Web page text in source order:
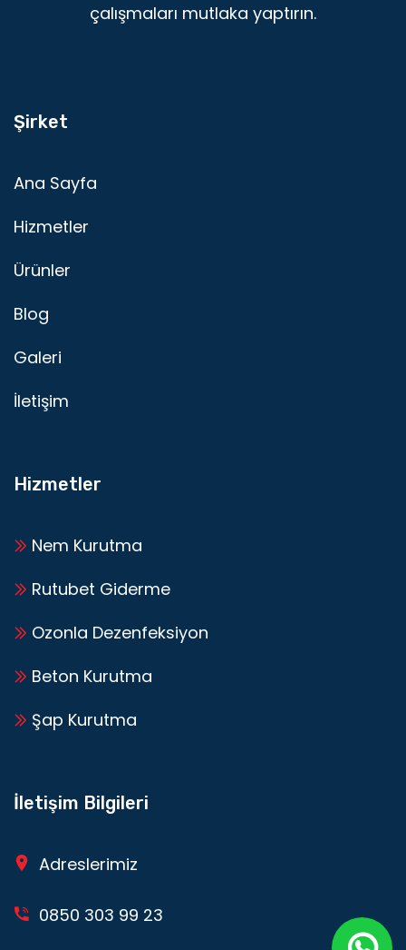
çalışmaları mutlaka yaptırın.
Şirket
Ana Sayfa
Hizmetler
Ürünler
Blog
Galeri
İletişim
Hizmetler
Nem Kurutma
Rutubet Giderme
Ozonla Dezenfeksiyon
Beton Kurutma
Şap Kurutma
İletişim Bilgileri
Adreslerimiz
0850 303 99 23